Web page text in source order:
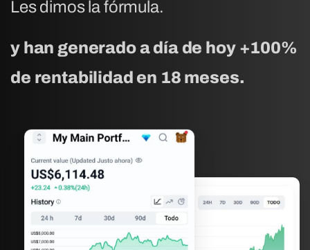
Les dimos la fórmula.
y han generado a día de hoy +100%
de rentabilidad en 18 meses.